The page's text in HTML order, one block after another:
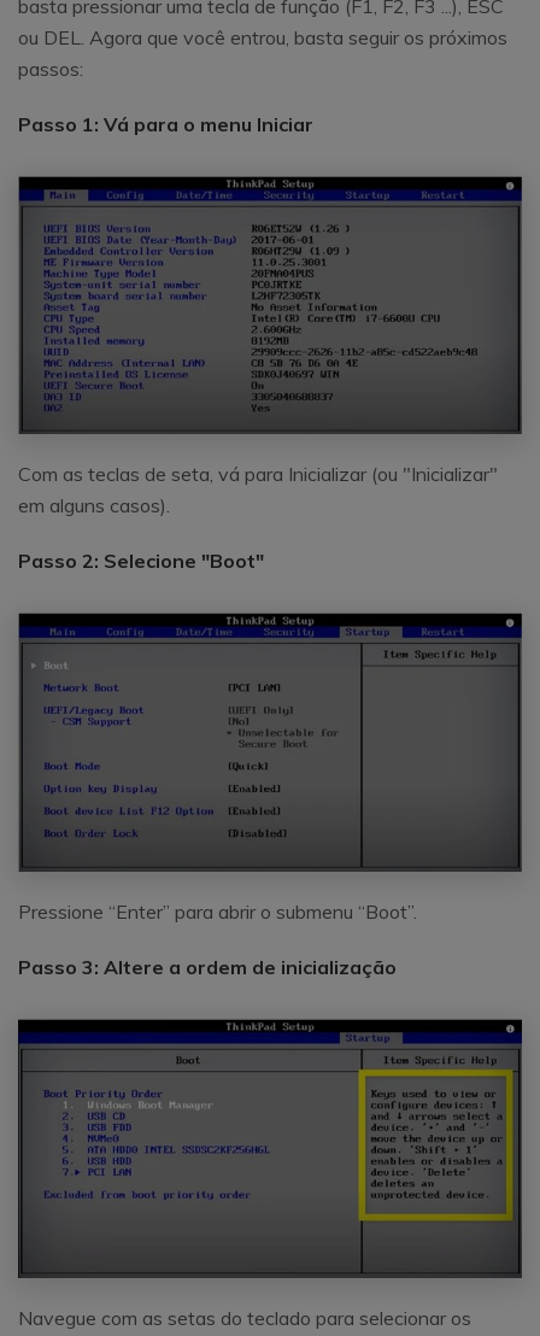
basta pressionar uma tecla de função (F1, F2, F3 ...), ESC
ou DEL. Agora que você entrou, basta seguir os próximos
passos:
Passo 1: Vá para o menu Iniciar
Com as teclas de seta, vá para Inicializar (ou "Inicializar"
em alguns casos).
Passo 2: Selecione "Boot"
Pressione “Enter” para abrir o submenu “Boot”.
Passo 3: Altere a ordem de inicialização
Navegue com as setas do teclado para selecionar os